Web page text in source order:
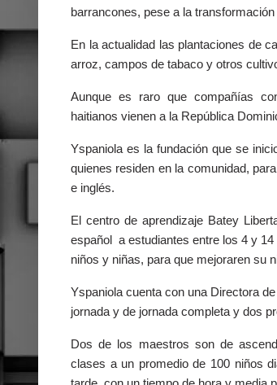
barrancones, pese a la transformación
En la actualidad las plantaciones de
arroz, campos de tabaco y otros
Aunque es raro que compañías
haitianos vienen a la República
Yspaniola es la fundación que se
quienes residen en la comunidad,
e inglés.
El centro de aprendizaje Batey
español a estudiantes entre los 4 y
niños y niñas, para que mejoraren su
Yspaniola cuenta con una Directora
jornada y de jornada completa y dos
Dos de los maestros son de
clases a un promedio de 100 niños